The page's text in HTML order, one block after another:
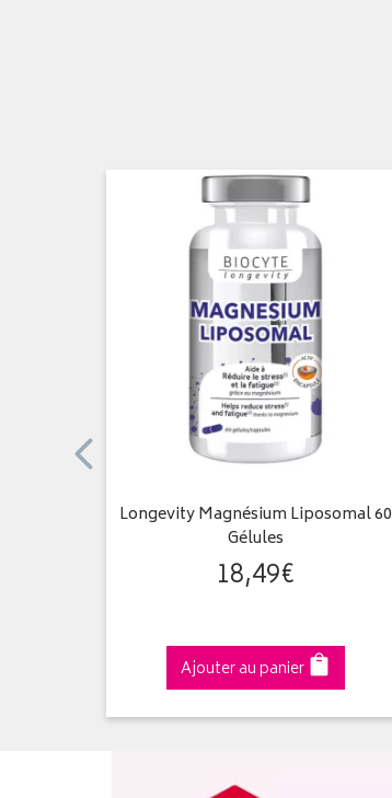
Longevity Magnésium Liposomal 60
Gélules
18,49€
Ajouter au panier